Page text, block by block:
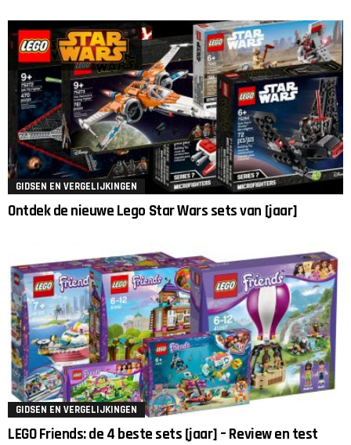
GIDSEN EN VERGELIJKINGEN
Ontdek de nieuwe Lego Star Wars sets van [jaar]
GIDSEN EN VERGELIJKINGEN
LEGO Friends: de 4 beste sets [jaar] – Review en test